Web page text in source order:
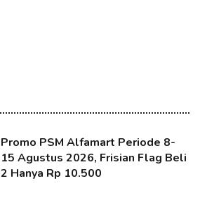
Promo PSM Alfamart Periode 8-
15 Agustus 2026, Frisian Flag Beli
2 Hanya Rp 10.500